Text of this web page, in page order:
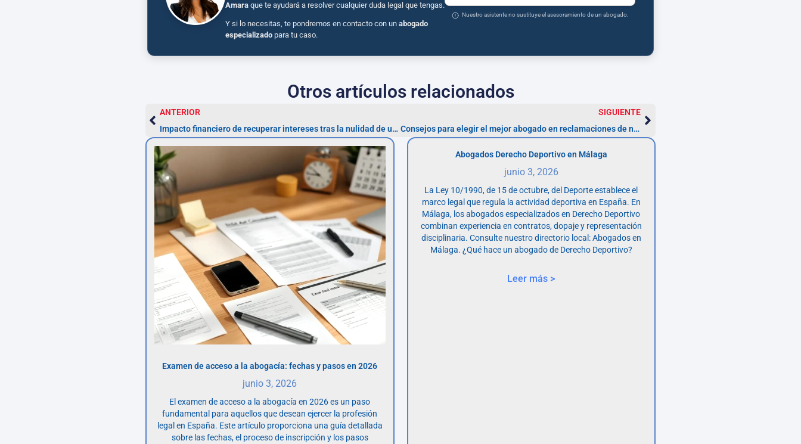
Amara que te ayudará a resolver cualquier duda legal que tengas.
Y si lo necesitas, te pondremos en contacto con un abogado
especializado para tu caso.
Nuestro asistente no sustituye el asesoramiento de un abogado.
Otros artículos relacionados
ANTERIOR
Impacto financiero de recuperar intereses tras la nulidad de un préstamo personal
SIGUIENTE
Consejos para elegir el mejor abogado en reclamaciones de nulidad de préstamo
Examen de acceso a la abogacía: fechas y pasos en 2026
junio 3, 2026
El examen de acceso a la abogacía en 2026 es un paso
fundamental para aquellos que desean ejercer la profesión
legal en España. Este artículo proporciona una guía detallada
sobre las fechas, el proceso de inscripción y los pasos
Abogados Derecho Deportivo en Málaga
junio 3, 2026
La Ley 10/1990, de 15 de octubre, del Deporte establece el
marco legal que regula la actividad deportiva en España. En
Málaga, los abogados especializados en Derecho Deportivo
combinan experiencia en contratos, dopaje y representación
disciplinaria. Consulte nuestro directorio local: Abogados en
Málaga. ¿Qué hace un abogado de Derecho Deportivo?
Leer más >